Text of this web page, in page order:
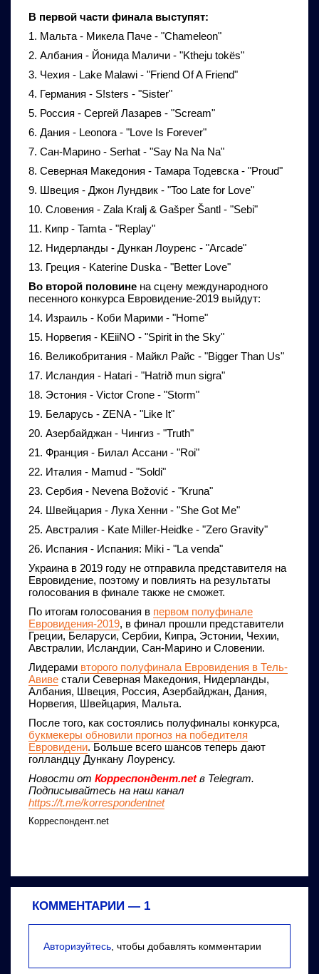
В первой части финала выступят:
1. Мальта - Микела Паче - "Chameleon"
2. Албания - Йонида Маличи - "Ktheju tokës"
3. Чехия - Lake Malawi - "Friend Of A Friend"
4. Германия - S!sters - "Sister"
5. Россия - Сергей Лазарев - "Scream"
6. Дания - Leonora - "Love Is Forever"
7. Сан-Марино - Serhat - "Say Na Na Na"
8. Северная Македония - Тамара Тодевска - "Proud"
9. Швеция - Джон Лундвик - "Too Late for Love"
10. Словения - Zala Kralj & Gašper Šantl - "Sebi"
11. Кипр - Tamta - "Replay"
12. Нидерланды - Дункан Лоуренс - "Arcade"
13. Греция - Katerine Duska - "Better Love"
Во второй половине на сцену международного
песенного конкурса Евровидение-2019 выйдут:
14. Израиль - Коби Марими - "Home"
15. Норвегия - KEiiNO - "Spirit in the Sky"
16. Великобритания - Майкл Райс - "Bigger Than Us"
17. Исландия - Hatari - "Hatrið mun sigra"
18. Эстония - Victor Crone - "Storm"
19. Беларусь - ZENA - "Like It"
20. Азербайджан - Чингиз - "Truth"
21. Франция - Билал Ассани - "Roi"
22. Италия - Mamud - "Soldi"
23. Сербия - Nevena Božović - "Kruna"
24. Швейцария - Лука Хенни - "She Got Me"
25. Австралия - Kate Miller-Heidke - "Zero Gravity"
26. Испания - Испания: Miki - "La venda"
Украина в 2019 году не отправила представителя на
Евровидение, поэтому и повлиять на результаты
голосования в финале также не сможет.
По итогам голосования в первом полуфинале
Евровидения-2019, в финал прошли представители
Греции, Беларуси, Сербии, Кипра, Эстонии, Чехии,
Австралии, Исландии, Сан-Марино и Словении.
Лидерами второго полуфинала Евровидения в Тель-
Авиве стали Северная Македония, Нидерланды,
Албания, Швеция, Россия, Азербайджан, Дания,
Норвегия, Швейцария, Мальта.
После того, как состоялись полуфиналы конкурса,
букмекеры обновили прогноз на победителя
Евровидени. Больше всего шансов теперь дают
голландцу Дункану Лоуренсу.
Новости от Корреспондент.netв Telegram.
Подписывайтесь на наш канал
https://t.me/korrespondentnet
Корреспондент.net
КОММЕНТАРИИ — 1
Авторизуйтесь , чтобы добавлять комментарии